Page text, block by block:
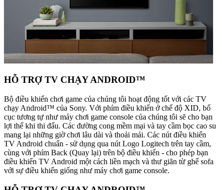
HỖ TRỢ TV CHẠY ANDROID™
Bộ điều khiển chơi game của chúng tôi hoạt động tốt với các TV
chạy Android™ của Sony. Với phím điều khiển ở chế độ XID, bố
cục tương tự như máy chơi game console của chúng tôi sẽ cho bạn
lợi thế khi thi đấu. Các đường cong mềm mại và tay cầm bọc cao su
mang lại những giờ chơi lâu dài và thoải mái. Các nút điều khiển
TV Android chuẩn - sử dụng qua nút Logo Logitech trên tay cầm,
cùng với phím Back (Quay lại) trên bộ điều khiển - cho phép bạn
điều khiển TV Android một cách liền mạch và thư giãn từ ghế sofa
với sự điều khiển giống như máy chơi game console.